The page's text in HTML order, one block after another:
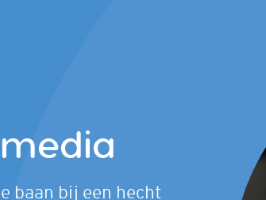
baan bij een hecht